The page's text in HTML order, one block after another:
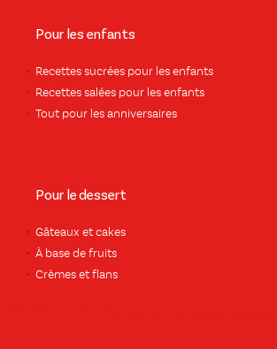
Pour les enfants
Recettes sucrées pour les enfants
Recettes salées pour les enfants
Tout pour les anniversaires
Pour le dessert
Gâteaux et cakes
À base de fruits
Crèmes et flans